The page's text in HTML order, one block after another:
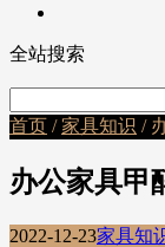
全站搜索
首页 /家具知识 /
办公家具甲
2022-12-23家具知